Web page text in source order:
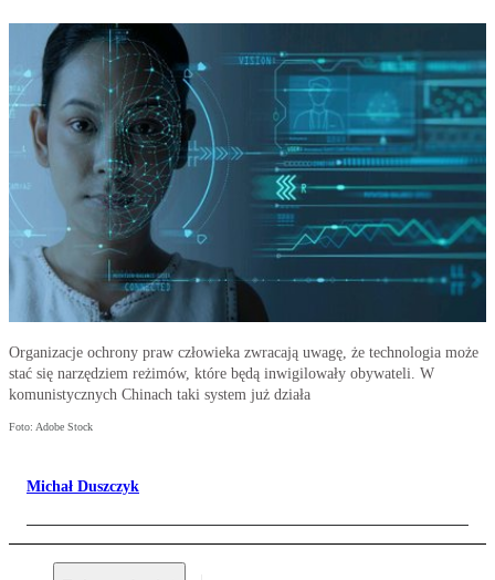
Organizacje ochrony praw człowieka zwracają uwagę, że technologia może
stać się narzędziem reżimów, które będą inwigilowały obywateli. W
komunistycznych Chinach taki system już działa
Foto: Adobe Stock
Michał Duszczyk